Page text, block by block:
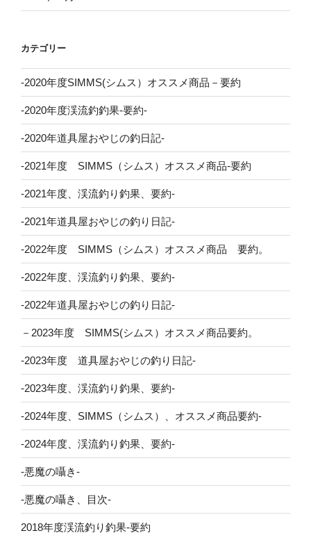
カテゴリー
-2020年度SIMMS(シムス）オススメ商品－要約
-2020年度渓流釣釣果-要約-
-2020年道具屋おやじの釣日記-
-2021年度 SIMMS（シムス）オススメ商品-要約
-2021年度、渓流釣り釣果、要約-
-2021年道具屋おやじの釣り日記-
-2022年度 SIMMS（シムス）オススメ商品 要約。
-2022年度、渓流釣り釣果、要約-
-2022年道具屋おやじの釣り日記-
－2023年度 SIMMS(シムス）オススメ商品要約。
-2023年度 道具屋おやじの釣り日記-
-2023年度、渓流釣り釣果、要約-
-2024年度、SIMMS（シムス）、オススメ商品要約-
-2024年度、渓流釣り釣果、要約-
-悪魔の囁き-
-悪魔の囁き、目次-
2018年度渓流釣り釣果-要約